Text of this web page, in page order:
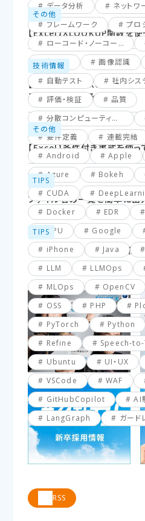
データ分析
ネットワ
フレームワーク
プロ
ローコード・ノーコード
仮想化
画像認識
自動テスト
社内シス
評価・検証
品質
分散コンピューティング
要件定義
連載完結
Android
Apple
Azure
Bokeh
CUDA
Docker
EDR
GPU
Google
iPhone
Java
LLM
LLMOps
MLOps
OpenCV
OSS
PHP
PyTorch
Python
Refine
Speech-
Ubuntu
UI・UX
VSCode
WAF
GitHubCopilot
AI
LangGraph
ガード
その他
【Excel】XLOOKUP関数を使
技術情報
【Excel】XLOOKUP関数応
るセルを探してみよう！
その他
【Excel】条件付き書式を使っ
TIPS
ファイル名の一覧を簡単に出
TIPS
【VBA】最終行と最終列を簡
RSS